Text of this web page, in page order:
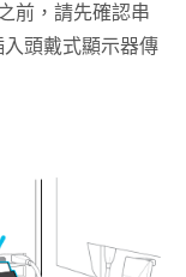
前，請先確認串
頭戴式顯示器傳